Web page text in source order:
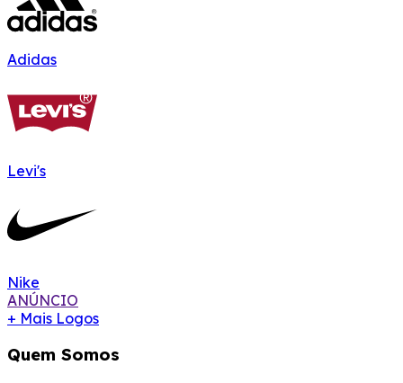
Adidas
Levi's
Nike
ANÚNCIO
+ Mais Logos
Quem Somos